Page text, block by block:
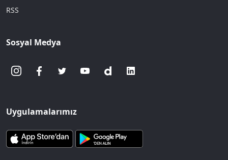
RSS
Sosyal Medya
Uygulamalarımız